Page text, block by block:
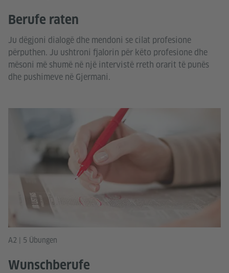
Berufe raten
Ju dëgjoni dialogë dhe mendoni se cilat profesione
përputhen. Ju ushtroni fjalorin për këto profesione dhe
mësoni më shumë në një intervistë rreth orarit të punës
dhe pushimeve në Gjermani.
A2 | 5 Übungen
Wunschberufe